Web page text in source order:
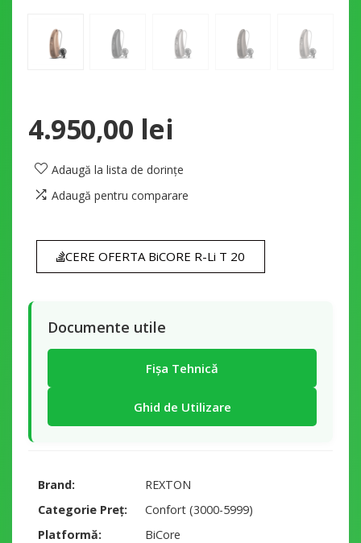
4.950,00 lei
Adaugă la lista de dorințe
Adaugă pentru comparare
CERE OFERTA BiCORE R-Li T 20
Documente utile
Fișa Tehnică
Ghid de Utilizare
Brand
REXTON
Categorie Preț
Confort (3000-5999)
Platformă
BiCore